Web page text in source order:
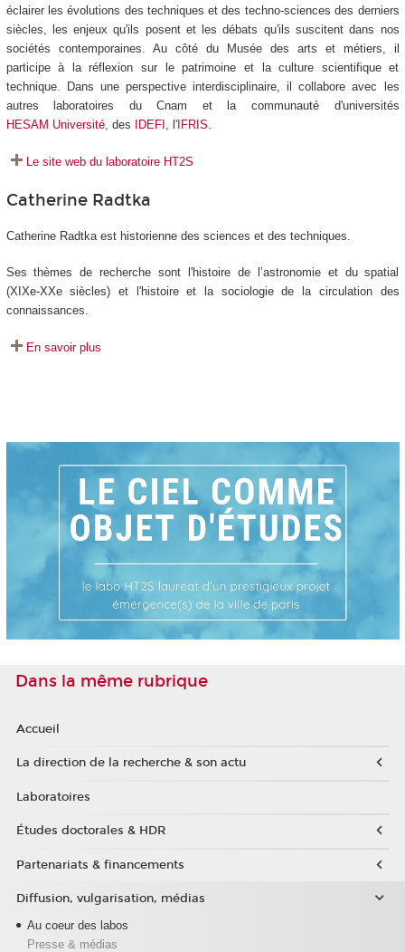
éclairer les évolutions des techniques et des techno-sciences des derniers
siècles, les enjeux qu'ils posent et les débats qu'ils suscitent dans nos
sociétés contemporaines. Au côté du Musée des arts et métiers, il
participe à la réflexion sur le patrimoine et la culture scientifique et
technique. Dans une perspective interdisciplinaire, il collabore avec les
autres laboratoires du Cnam et la communauté d'universités
HESAM Université, des IDEFI , l'IFRIS.
Le site web du laboratoire HT2S
Catherine Radtka
Catherine Radtka est historienne des sciences et des techniques.
Ses thèmes de recherche sont l'histoire de l’astronomie et du spatial
(XIXe-XXe siècles) et l'histoire et la sociologie de la circulation des
connaissances.
En savoir plus
Dans la même rubrique
Accueil
La direction de la recherche & son actu
Laboratoires
Études doctorales & HDR
Partenariats & financements
Diffusion, vulgarisation, médias
Au coeur des labos
Presse & médias